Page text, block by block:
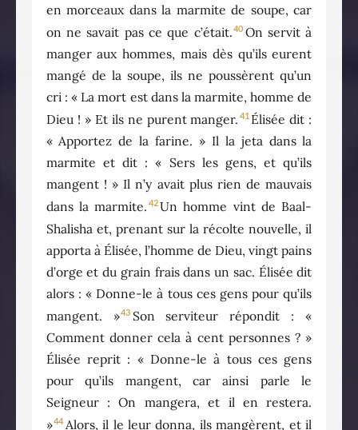
en morceaux dans la marmite de soupe, car
on ne savait pas ce que c’était.40 On servit à
manger aux hommes, mais dès qu’ils eurent
mangé de la soupe, ils ne poussèrent qu’un
cri : « La mort est dans la marmite, homme de
Dieu ! » Et ils ne purent manger. 41 Élisée dit :
« Apportez de la farine. » Il la jeta dans la
marmite et dit : « Sers les gens, et qu’ils
mangent ! » Il n’y avait plus rien de mauvais
dans la marmite. 42Un homme vint de Baal-
Shalisha et, prenant sur la récolte nouvelle, il
apporta à Élisée, l’homme de Dieu, vingt pains
d’orge et du grain frais dans un sac. Élisée dit
alors : « Donne-le à tous ces gens pour qu’ils
mangent. »43 Son serviteur répondit : «
Comment donner cela à cent personnes ? »
Élisée reprit : « Donne-le à tous ces gens
pour qu’ils mangent, car ainsi parle le
Seigneur : On mangera, et il en restera.
»44 Alors, il le leur donna, ils mangèrent, et il